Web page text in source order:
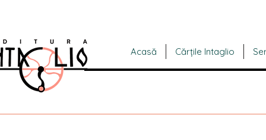
Acasă Cărțile Intaglio